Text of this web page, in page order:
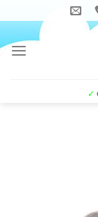
naar
inhoud
✓